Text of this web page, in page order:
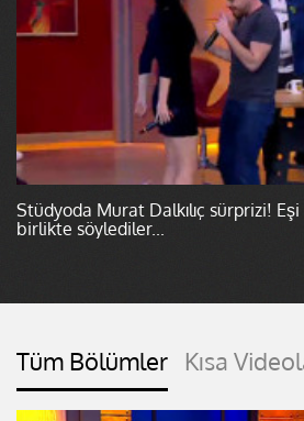
Stüdyoda Murat Dalkılıç sürprizi!
birlikte söylediler...
Tüm Bölümler Kısa